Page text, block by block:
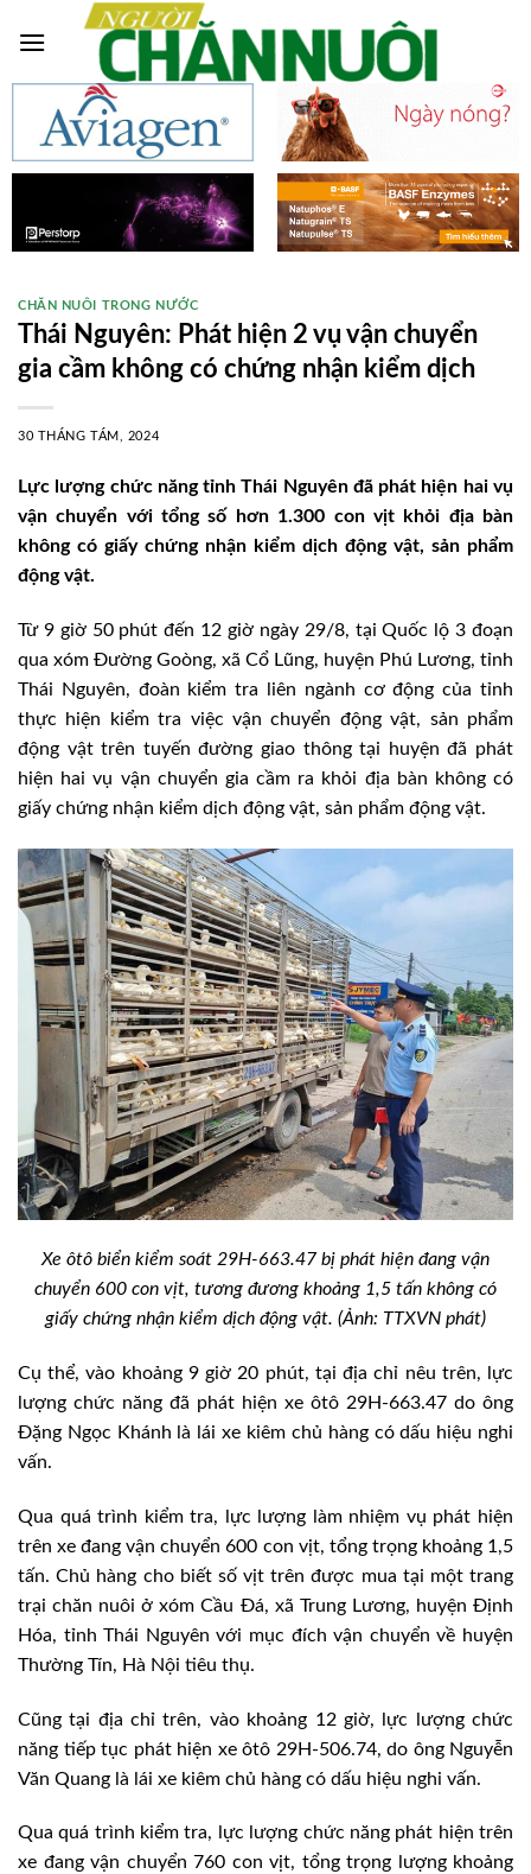
CHĂN NUÔI TRONG NƯỚC
Thái Nguyên: Phát hiện 2 vụ vận chuyển
gia cầm không có chứng nhận kiểm dịch
30 THÁNG TÁM, 2024
Lực lượng chức năng tỉnh Thái Nguyên đã phát hiện hai vụ
vận chuyển với tổng số hơn 1.300 con vịt khỏi địa bàn
không có giấy chứng nhận kiểm dịch động vật, sản phẩm
động vật.
Từ 9 giờ 50 phút đến 12 giờ ngày 29/8, tại Quốc lộ 3 đoạn
qua xóm Đường Goòng, xã Cổ Lũng, huyện Phú Lương, tỉnh
Thái Nguyên, đoàn kiểm tra liên ngành cơ động của tỉnh
thực hiện kiểm tra việc vận chuyển động vật, sản phẩm
động vật trên tuyến đường giao thông tại huyện đã phát
hiện hai vụ vận chuyển gia cầm ra khỏi địa bàn không có
giấy chứng nhận kiểm dịch động vật, sản phẩm động vật.
Xe ôtô biển kiểm soát 29H-663.47 bị phát hiện đang vận
chuyển 600 con vịt, tương đương khoảng 1,5 tấn không có
giấy chứng nhận kiểm dịch động vật. (Ảnh: TTXVN phát)
Cụ thể, vào khoảng 9 giờ 20 phút, tại địa chỉ nêu trên, lực
lượng chức năng đã phát hiện xe ôtô 29H-663.47 do ông
Đặng Ngọc Khánh là lái xe kiêm chủ hàng có dấu hiệu nghi
vấn.
Qua quá trình kiểm tra, lực lượng làm nhiệm vụ phát hiện
trên xe đang vận chuyển 600 con vịt, tổng trọng khoảng 1,5
tấn. Chủ hàng cho biết số vịt trên được mua tại một trang
trại chăn nuôi ở xóm Cầu Đá, xã Trung Lương, huyện Định
Hóa, tỉnh Thái Nguyên với mục đích vận chuyển về huyện
Thường Tín, Hà Nội tiêu thụ.
Cũng tại địa chỉ trên, vào khoảng 12 giờ, lực lượng chức
năng tiếp tục phát hiện xe ôtô 29H-506.74, do ông Nguyễn
Văn Quang là lái xe kiêm chủ hàng có dấu hiệu nghi vấn.
Qua quá trình kiểm tra, lực lượng chức năng phát hiện trên
xe đang vận chuyển 760 con vịt, tổng trọng lượng khoảng